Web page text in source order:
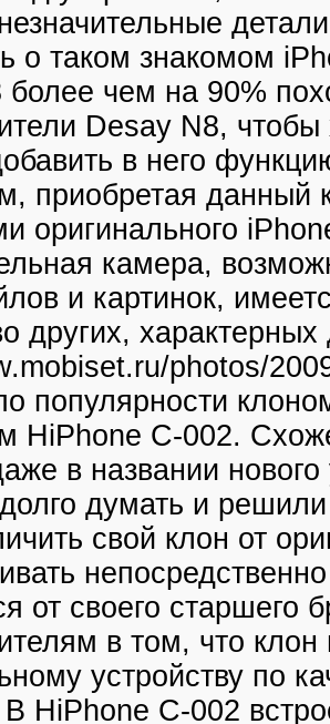
о таком знакомом
более чем на 90%
Desay N8, чтобы
в него
приобретая данный
оригинального
камера,
и картинок,
других,
photos/
популярности
HiPhone С-002.
в названии
думать и
свой клон от
от своего старшего
в том, что клон
устройству по
HiPhone С-002